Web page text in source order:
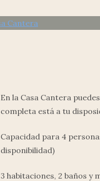
En la Casa Cantera
completa está a tu
Capacidad para 4
disponibilidad)
3 habitaciones, 2 baños y